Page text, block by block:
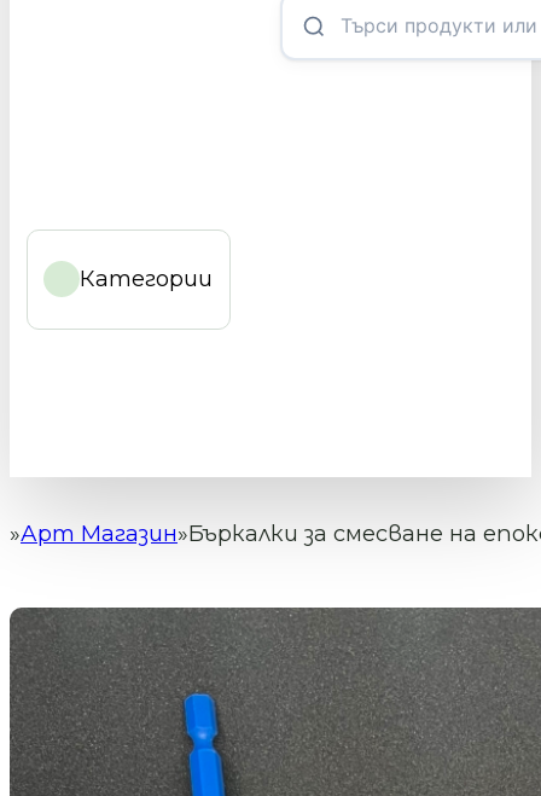
Категории
Начало
Арт Магазин Бъркалки за смесване на